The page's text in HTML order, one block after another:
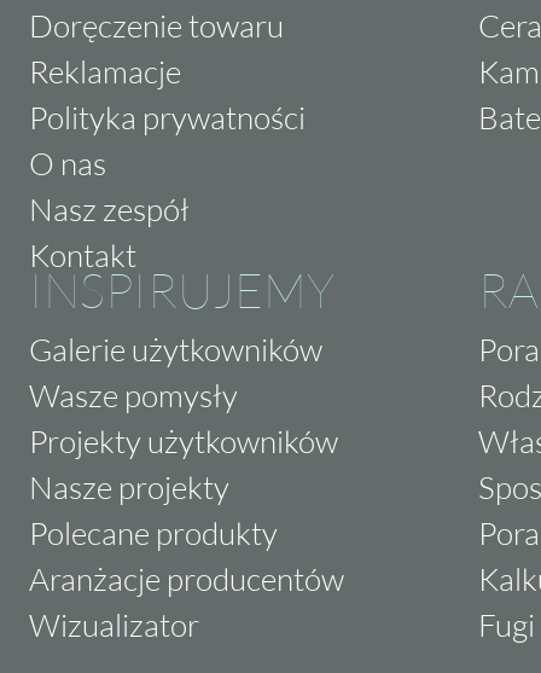
Doręczenie towaru
Reklamacje
Polityka prywatności
O nas
Nasz zespół
Kontakt
INSPIRUJEMY
Galerie użytkowników
Wasze pomysły
Projekty użytkowników
Nasze projekty
Polecane produkty
Aranżacje producentów
Wizualizator